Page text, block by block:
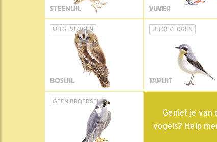
STEENUIL VIJVER
UITGEVLOGEN
BOSUIL
UITGEVLOGEN
TAPUIT
GEEN BROEDSEL
Geniet je van
vogels? Help